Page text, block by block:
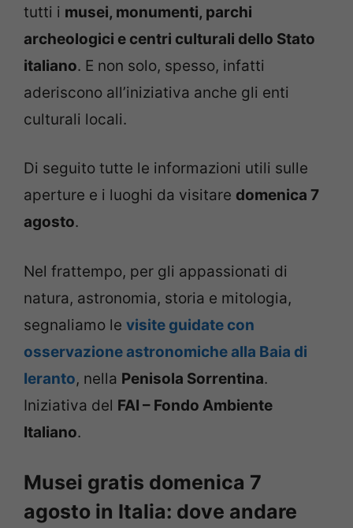
tutti i musei, monumenti, parchi
archeologici e centri culturali dello Stato
italiano. E non solo, spesso, infatti
aderiscono all’iniziativa anche gli enti
culturali locali.
Di seguito tutte le informazioni utili sulle
aperture e i luoghi da visitare domenica 7
agosto.
Nel frattempo, per gli appassionati di
natura, astronomia, storia e mitologia,
segnaliamo le visite guidate con
osservazione astronomiche alla Baia di
Ieranto, nella Penisola Sorrentina.
Iniziativa del FAI – Fondo Ambiente
Italiano.
Musei gratis domenica 7
agosto in Italia: dove andare